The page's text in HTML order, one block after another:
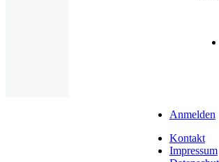
account
menu
Anmelden
Fußzeile
Kontakt
Impressum